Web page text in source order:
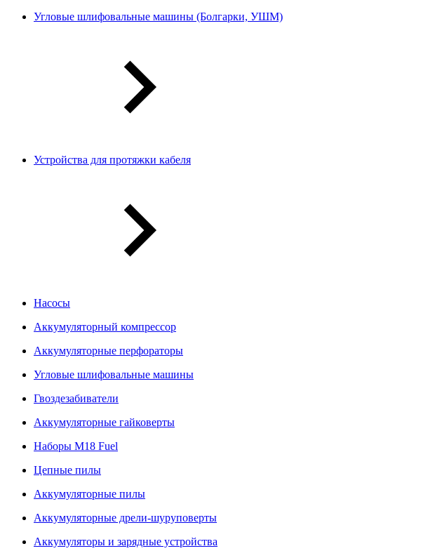
Угловые шлифовальные машины (Болгарки, УШМ)
Устройства для протяжки кабеля
Насосы
Аккумуляторный компрессор
Аккумуляторные перфораторы
Угловые шлифовальные машины
Гвоздезабиватели
Аккумуляторные гайковерты
Наборы M18 Fuel
Цепные пилы
Аккумуляторные пилы
Аккумуляторные дрели-шуруповерты
Аккумуляторы и зарядные устройства